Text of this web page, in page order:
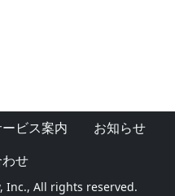
ビス案内
お知らせ
せ
Inc., All rights reserved.